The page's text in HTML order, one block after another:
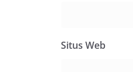
Situs Web